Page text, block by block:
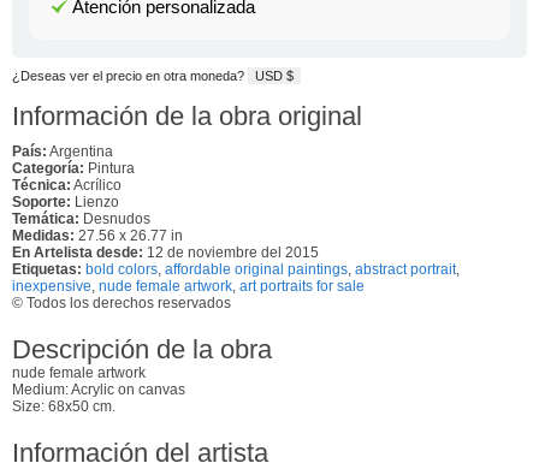
Atención personalizada
¿Deseas ver el precio en otra moneda? USD $
Información de la obra original
País: Argentina
Categoría: Pintura
Técnica: Acrílico
Soporte: Lienzo
Temática: Desnudos
Medidas: 27.56 x 26.77 in
En Artelista desde: 12 de noviembre del 2015
Etiquetas: bold colors affordable original paintings abstract portrait,
inexpensive nude female artwork art portraits for sale
© Todos los derechos reservados
Descripción de la obra
nude female artwork
Medium: Acrylic on canvas
Size: 68x50 cm.
Información del artista